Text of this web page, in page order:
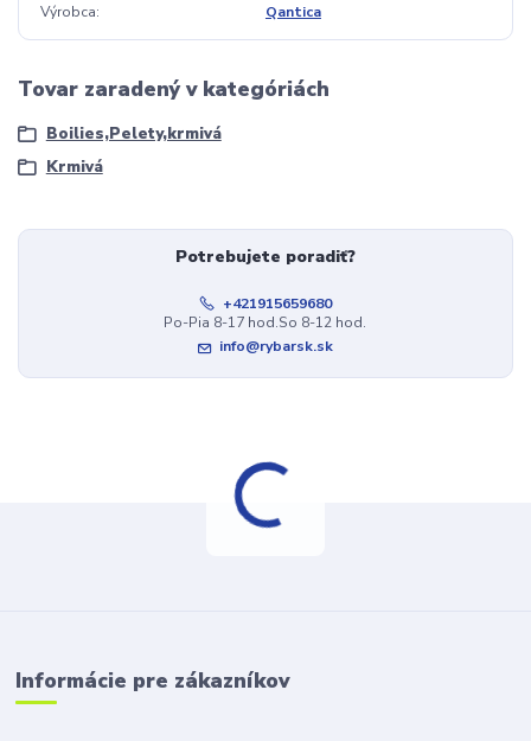
Výrobca Qantica
Tovar zaradený v kategóriách
Boilies,Pelety,krmivá
Krmivá
Potrebujete poradiť?
+421915659680
Po-Pia 8-17 hod.So 8-12 hod.
info@rybarsk.sk
Informácie pre zákazníkov